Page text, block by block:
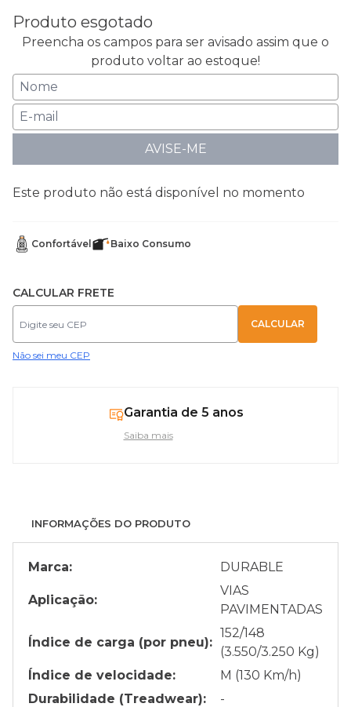
Produto esgotado
Preencha os campos para ser avisado assim que o
produto voltar ao estoque!
AVISE-ME
Este produto não está disponível no momento
Confortável Baixo Consumo
CALCULAR FRETE
Não sei meu CEP
Garantia de 5 anos
Saiba mais
INFORMAÇÕES DO PRODUTO
Marca: DURABLE
Aplicação:
VIAS
PAVIMENTADAS
Índice de carga (por pneu):
152/148
(3.550/3.250 Kg)
Índice de velocidade:
M (130 Km/h)
Durabilidade (Treadwear):
-